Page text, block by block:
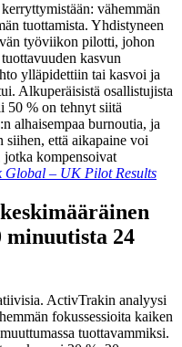
vähemmän
tuottamista. Yhdistyneen
työviikon pilotti, johon
kasvun
ylläpidettiin tai kasvoi ja
Alkuperäisistä osallistujista
50 % on tehnyt siitä
alhaisempaa burnoutia, ja
siihen, että aikapaine voi
jotka kompensoivat
Global – UK Pilot Results
minuutista 24
ActivTrakin analyysi
fokussessioita kaiken
tuottavammiksi.